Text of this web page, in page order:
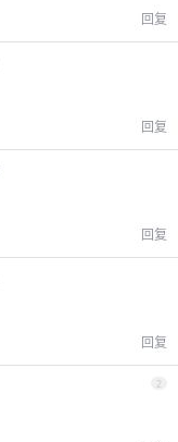
回复
回复
回复
回复
2